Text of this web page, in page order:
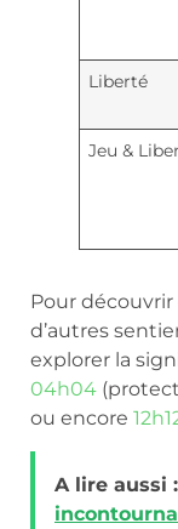
Liberté
Jeu &
Pour découvrir
d’autres
explorer la
04h04
ou encore
A lire aussi :